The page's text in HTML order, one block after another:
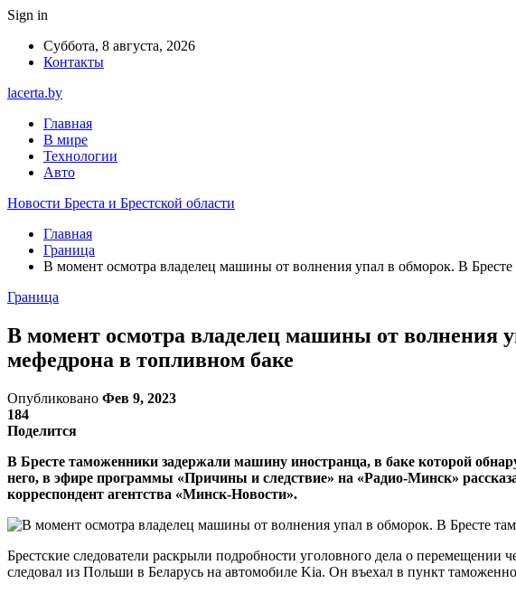
Sign in
Суббота, 8 августа, 2026
Контакты
lacerta.by
Главная
В мире
Технологии
Авто
Новости Бреста и Брестской области
Главная
Граница
В момент осмотра владелец машины от волнения упал в обморок. В
Граница
В момент осмотра владелец машины от волнения
мефедрона в топливном баке
Опубликовано Фев 9, 2023
184
Поделится
В Бресте таможенники задержали машину иностранца, в баке которой
него, в эфире программы «Причины и следствие» на «Радио-Минск»
корреспондент агентства «Минск-Новости».
Брестские следователи раскрыли подробности уголовного дела о
следовал из Польши в Беларусь на автомобиле Kia. Он въехал в пункт